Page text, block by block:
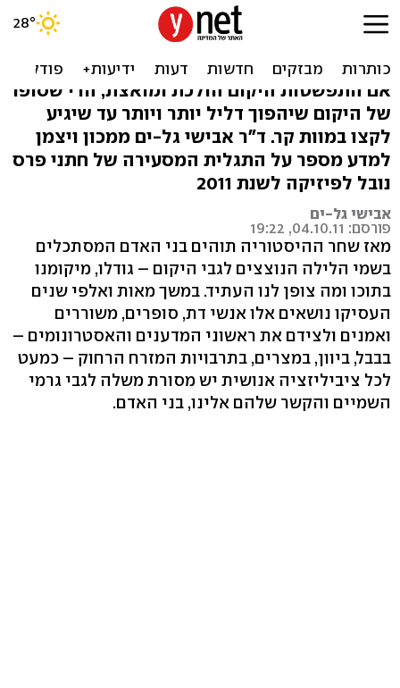
נובל לפיזיקה: האם היקום
עתיד להיקרע לגזרים?
אם התפשטות היקום הולכת ומואצת, הרי שסופו
של היקום שיהפוך דליל יותר ויותר עד שיגיע
לקצו במוות קר. ד"ר אבישי גל-ים ממכון ויצמן
למדע מספר על התגלית המסעירה של חתני פרס
נובל לפיזיקה לשנת 2011
אבישי גל-ים
פורסם: 04.10.11, 19:22
מאז שחר ההיסטוריה תוהים בני האדם המסתכלים
בשמי הלילה הנוצצים לגבי היקום – גודלו, מיקומנו
בתוכו ומה צופן לנו העתיד. במשך מאות ואלפי שנים
העסיקו נושאים אלו אנשי דת, סופרים, משוררים
ואמנים ולצידם את ראשוני המדענים והאסטרונומים –
בבבל, ביוון, במצרים, בתרבויות המזרח הרחוק – כמעט
לכל ציביליזציה אנושית יש מסורת משלה לגבי גרמי
השמיים והקשר שלהם אלינו, בני האדם.